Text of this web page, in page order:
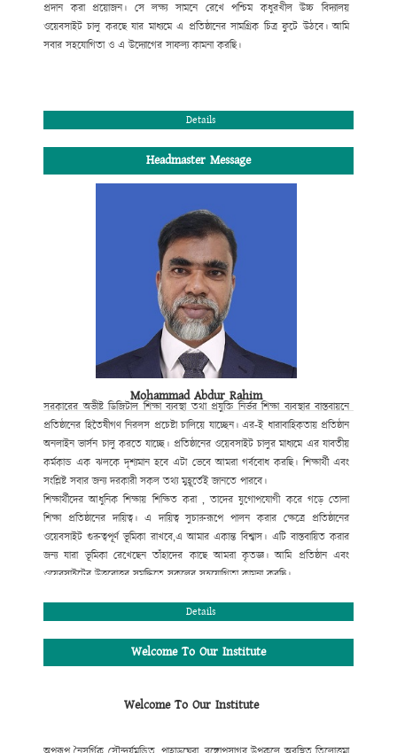
প্রদান করা প্রয়োজন। সে লক্ষ্য সামনে রেখে পশ্চিম কধুরখীল উচ্চ বিদ্যালয়
ওয়েবসাইট চালু করছে যার মাধ্যমে এ প্রতিষ্ঠানের সামগ্রিক চিত্র ফুটে উঠবে। আমি
সবার সহযোগিতা ও এ উদ্যোগের সাফল্য কামনা করছি।
পশ্চিম কধুরখীল উচ্চ বিদ্যালয় পরিচালনা পর্ষদ।
Details
Headmaster Message
Mohammad Abdur Rahim
সরকারের অভীষ্ট ডিজিটাল শিক্ষা ব্যবস্থাতথা প্রযুক্তি নির্ভর শিক্ষা ব্যবস্থার বাস্তবায়নে
প্রতিষ্ঠানের হিতৈষীগণ নিরলস প্রচেষ্টাচালিয়ে যাচ্ছেন। এর-ই ধারাবাহিকতায় প্রতিষ্ঠান
অনলাইন ভার্সন চালু করতে যাচ্ছে। প্রতিষ্ঠানের ওয়েবসাইটচালুর মাধ্যমে এর যাবতীয়
কর্মকান্ড এক ঝলকে দৃশ্যমান হবে এটা ভেবে আমরা গর্ববোধ করছি। শিক্ষার্থী এবং
সংশ্লিষ্ট সবার জন্য দরকারী সকল তথ্য মুহূর্তেই জানতে পারবে।
শিক্ষার্থীদের আধুনিক শিক্ষায় শিক্ষিত করা , তাদের যুগোপযোগী করে গড়ে তোলা
শিক্ষা প্রতিষ্ঠানের দায়িত্ব। এ দায়িত্ব সুচারুরূপে পালন করার ক্ষেত্রে প্রতিষ্ঠানের
ওয়েবসাইট গুরুত্বপূর্ণ ভূমিকা রাখবে,এ আমার একান্ত বিশ্বাস। এটি বাস্তবায়িত করার
জন্য যারা ভূমিকা রেখেছেন তাঁহাদের কাছে আমরা কৃতজ্ঞ। আমিপ্রতিষ্ঠান এবং
ওয়েবসাইটের উত্তরোত্তর সমৃদ্ধিতে সকলের সহযোগিতা কামনা করছি।
Details
Welcome To Our Institute
Welcome To Our Institute